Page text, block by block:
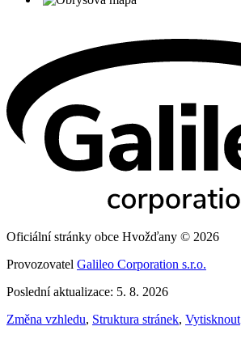
Oficiální stránky obce Hvožďany © 2026
Provozovatel Galileo Corporation s.r.o.
Poslední aktualizace: 5. 8. 2026
Změna vzhledu, Struktura stránek, Vytisknout